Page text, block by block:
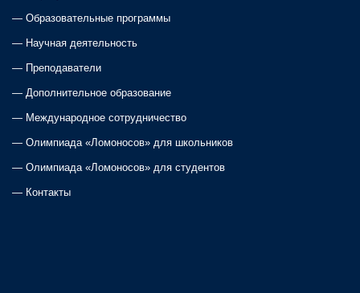
— Образовательные программы
— Научная деятельность
— Преподаватели
— Дополнительное образование
— Международное сотрудничество
— Олимпиада «Ломоносов» для школьников
— Олимпиада «Ломоносов» для студентов
— Контакты